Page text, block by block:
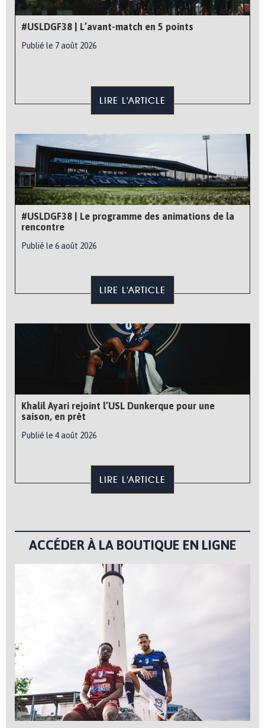
#USLDGF38 | L’avant-match en 5 points
Publié le 7 août 2026
LIRE L'ARTICLE
#USLDGF38 | Le programme des animations de la
rencontre
Publié le 6 août 2026
LIRE L'ARTICLE
Khalil Ayari rejoint l’USL Dunkerque pour une
saison, en prêt
Publié le 4 août 2026
LIRE L'ARTICLE
ACCÉDER À LA BOUTIQUE EN LIGNE